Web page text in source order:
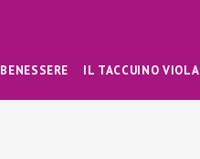
BENESSERE IL TACCUINO VIOLA